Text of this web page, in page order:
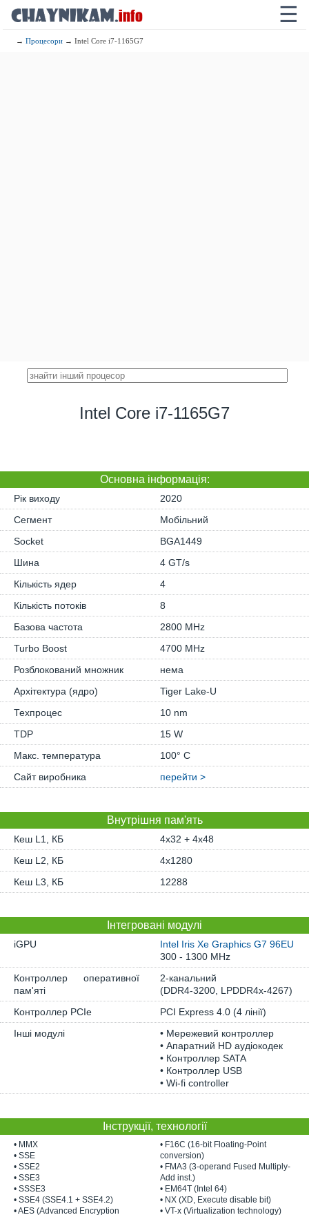
☰
→Процесори → Intel Core i7-1165G7
Intel Core i7-1165G7
Основна iнформація:
Рік виходу
2020
Сегмент
Мобільний
Socket
BGA1449
Шина
4 GT/s
Кількість ядер
4
Кількість потоків
8
Базова частота
2800 MHz
Turbo Boost
4700 MHz
Розблокований множник
нема
Архітектура (ядро)
Tiger Lake-U
Техпроцес
10 nm
TDP
15 W
Макс. температура
100° C
Сайт виробника
перейти >
Внутрішня пам'ять
Кеш L1, КБ
4x32 + 4x48
Кеш L2, КБ
4x1280
Кеш L3, КБ
12288
Інтегровані модулі
iGPU
Intel Iris Xe Graphics G7 96EU
300 - 1300 MHz
Контроллер оперативної
пам'яті
2-канальний
(DDR4-3200, LPDDR4x-4267)
Контроллер PCIe
PCI Express 4.0 (4 лінії)
Інші модулі
• Мережевий контроллер
• Апаратний HD аудіокодек
• Контроллер SATA
• Контроллер USB
• Wi-fi controller
Інструкції, технології
• MMX
• SSE
• SSE2
• SSE3
• SSSE3
• SSE4 (SSE4.1 + SSE4.2)
• AES (Advanced Encryption
• F16C (16-bit Floating-Point
conversion)
• FMA3 (3-operand Fused Multiply-
Add inst.)
• EM64T (Intel 64)
• NX (XD, Execute disable bit)
• VT-x (Virtualization technology)